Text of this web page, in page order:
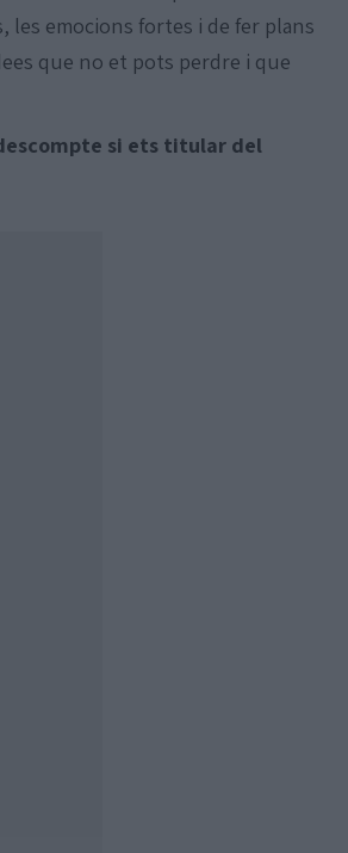
les emocions fortes i de fer plans
que no et pots perdre i que
si ets titular del